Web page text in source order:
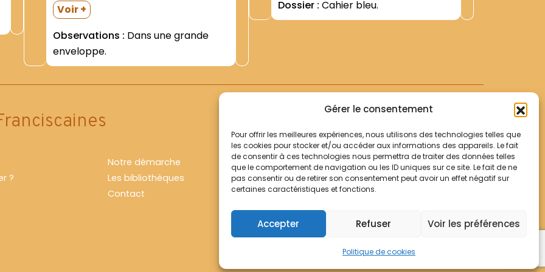
Gérer le consentement
Pour offrir les meilleures expériences, nous utilisons des technologies telles que
les cookies pour stocker et/ou accéder aux informations des appareils. Le fait
de consentir à ces technologies nous permettra de traiter des données telles
que le comportement de navigation ou les ID uniques sur ce site. Le fait de ne
pas consentir ou de retirer son consentement peut avoir un effet négatif sur
certaines caractéristiques et fonctions.
Accepter Refuser Voir les préférences
Politique de cookies
province franciscaine italienne du
Christ-Roi (Emilie). - Documents
émanant probablement de la
rrovince susdite-concernant ""I
Nartiri Francescani dello Shansi (+
1900)""- notamment le Bx...
Voir +
Observations : Dans une grande
enveloppe.
Dossier : Cahier bleu.
?
Notre démarche
Les bibliothèques
Contact
Votre panier
Mentions légales
Politique de cookies
© Archives Franciscaines 2025